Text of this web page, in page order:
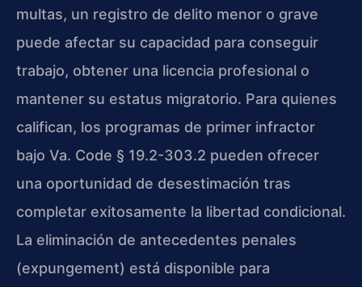
multas, un registro de delito menor o grave
puede afectar su capacidad para conseguir
trabajo, obtener una licencia profesional o
mantener su estatus migratorio. Para quienes
califican, los programas de primer infractor
bajo Va. Code § 19.2-303.2 pueden ofrecer
una oportunidad de desestimación tras
completar exitosamente la libertad condicional.
La eliminación de antecedentes penales
(expungement) está disponible para